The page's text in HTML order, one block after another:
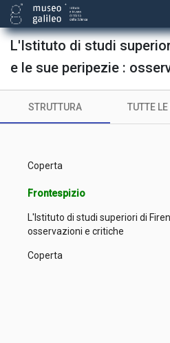
L'Istituto di studi
e le sue peripezie :
STRUTTURA TUTTE
Coperta
Frontespizio
L'Istituto di studi superiori di
osservazioni e critiche
Coperta